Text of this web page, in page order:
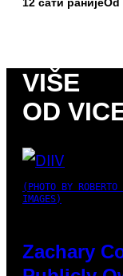
12 сати ранијеOd
VIŠE
OD
(PHOTO BY
IMAGES)
Zachary